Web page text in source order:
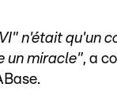
n'était qu'un
un miracle", a